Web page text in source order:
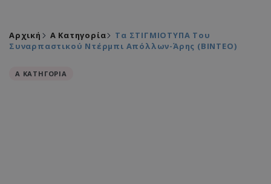
Αρχική Α Κατηγορία
Τα ΣΤΙΓΜΙΟΤΥΠΑ Του
Συναρπαστικού Ντέρμπι Απόλλων-Άρης (ΒΙΝΤΕΟ)
Α ΚΑΤΗΓΟΡΙΑ